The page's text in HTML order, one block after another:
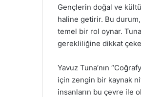
Gençlerin doğal ve
haline getirir. Bu
temel bir rol oynar.
gerekliliğine dikkat
Yavuz Tuna’nın
için zengin bir kaynak
insanların bu çevre ile